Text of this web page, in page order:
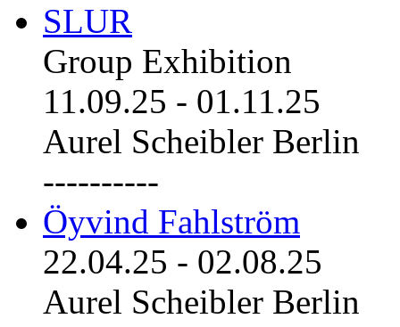
SLUR
Group Exhibition
11.09.25 - 01.11.25
Aurel Scheibler Berlin
----------
Öyvind Fahlström
22.04.25 - 02.08.25
Aurel Scheibler Berlin